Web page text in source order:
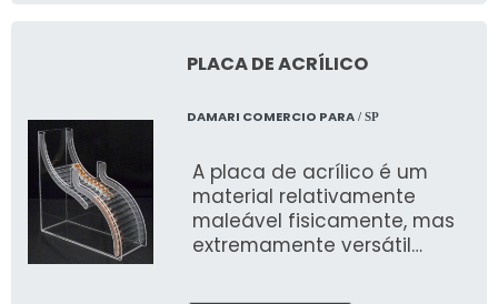
PLACA DE ACRÍLICO
DAMARI COMERCIO PARA/ SP
A placa de acrílico é um
material relativamente
maleável fisicamente, mas
extremamente versátil